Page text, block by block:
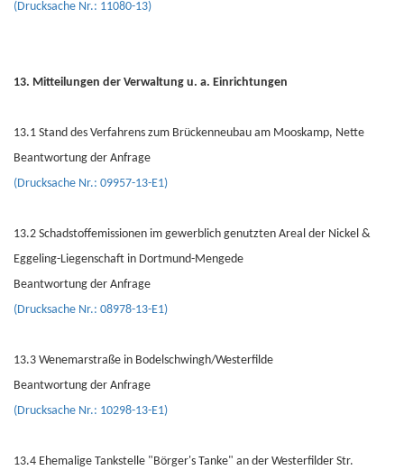
(Drucksache Nr.: 11080-13)
13. Mitteilungen der Verwaltung u. a. Einrichtungen
13.1 Stand des Verfahrens zum Brückenneubau am Mooskamp, Nette
Beantwortung der Anfrage
(Drucksache Nr.: 09957-13-E1)
13.2 Schadstoffemissionen im gewerblich genutzten Areal der Nickel &
Eggeling-Liegenschaft in Dortmund-Mengede
Beantwortung der Anfrage
(Drucksache Nr.: 08978-13-E1)
13.3 Wenemarstraße in Bodelschwingh/Westerfilde
Beantwortung der Anfrage
(Drucksache Nr.: 10298-13-E1)
13.4 Ehemalige Tankstelle "Börger's Tanke" an der Westerfilder Str.